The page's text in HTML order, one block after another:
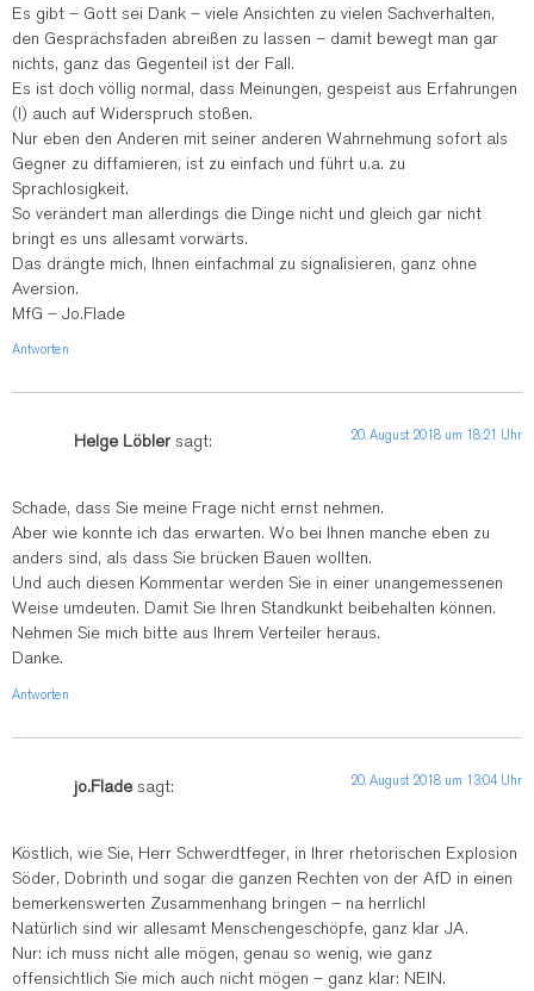
Es gibt – Gott sei Dank – viele Ansichten zu vielen Sachverhalten,
den Gesprächsfaden abreißen zu lassen – damit bewegt man gar
nichts, ganz das Gegenteil ist der Fall.
Es ist doch völlig normal, dass Meinungen, gespeist aus Erfahrungen
(!) auch auf Widerspruch stoßen.
Nur eben den Anderen mit seiner anderen Wahrnehmung sofort als
Gegner zu diffamieren, ist zu einfach und führt u.a. zu
Sprachlosigkeit.
So verändert man allerdings die Dinge nicht und gleich gar nicht
bringt es uns allesamt vorwärts.
Das drängte mich, Ihnen einfachmal zu signalisieren, ganz ohne
Aversion.
MfG – Jo.Flade
Antworten
Helge Löbler sagt: 20. August 2018 um 18:21 Uhr
Schade, dass Sie meine Frage nicht ernst nehmen.
Aber wie konnte ich das erwarten. Wo bei Ihnen manche eben zu
anders sind, als dass Sie brücken Bauen wollten.
Und auch diesen Kommentar werden Sie in einer unangemessenen
Weise umdeuten. Damit Sie Ihren Standkunkt beibehalten können.
Nehmen Sie mich bitte aus Ihrem Verteiler heraus.
Danke.
Antworten
jo.Flade sagt: 20. August 2018 um 13:04 Uhr
Köstlich, wie Sie, Herr Schwerdtfeger, in Ihrer rhetorischen Explosion
Söder, Dobrinth und sogar die ganzen Rechten von der AfD in einen
bemerkenswerten Zusammenhang bringen – na herrlich!
Natürlich sind wir allesamt Menschengeschöpfe, ganz klar JA.
Nur: ich muss nicht alle mögen, genau so wenig, wie ganz
offensichtlich Sie mich auch nicht mögen – ganz klar: NEIN.